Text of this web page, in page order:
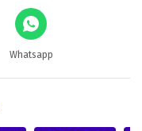
Whatsapp